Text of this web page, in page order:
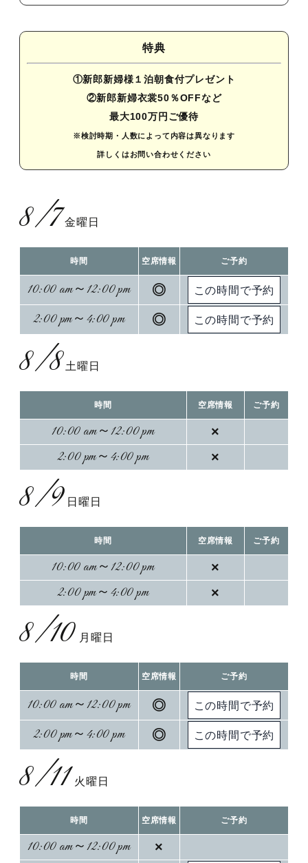
特典
①新郎新婦様１泊朝食付プレゼント
②新郎新婦衣裳50％OFFなど
最大100万円ご優待
※検討時期・人数によって内容は異なります
詳しくはお問い合わせください
8/7 金曜日
時間 空席情報 ご予約
10:00 am～12:00 pm ◎
2:00 pm～4:00 pm ◎
8/8 土曜日
時間 空席情報 ご予約
10:00 am～12:00 pm ×
2:00 pm～4:00 pm ×
8/9 日曜日
時間 空席情報 ご予約
10:00 am～12:00 pm ×
2:00 pm～4:00 pm ×
8/10 月曜日
時間 空席情報 ご予約
10:00 am～12:00 pm ◎
2:00 pm～4:00 pm ◎
8/11 火曜日
時間 空席情報 ご予約
10:00 am～12:00 pm ×